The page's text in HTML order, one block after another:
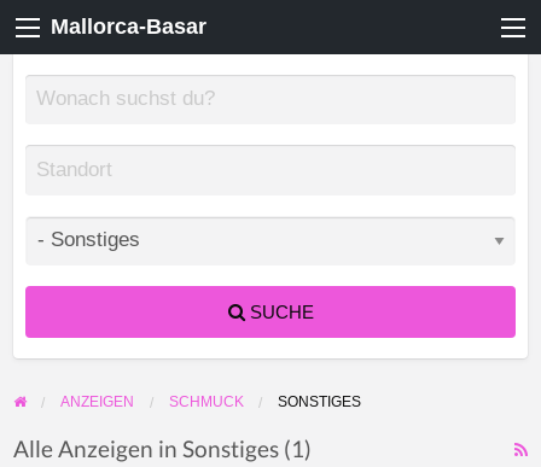
Mallorca-Basar
SUCHE
ANZEIGEN SCHMUCK SONSTIGES
Alle Anzeigen in Sonstiges (1)